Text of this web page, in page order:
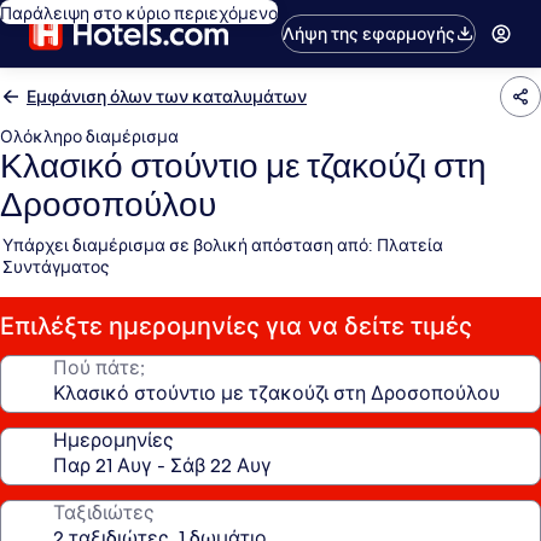
Παράλειψη στο κύριο περιεχόμενο
Λήψη της εφαρμογής
Εμφάνιση όλων των καταλυμάτων
Ολόκληρο διαμέρισμα
Κλασικό στούντιο με τζακούζι στη
Δροσοπούλου
Υπάρχει διαμέρισμα σε βολική απόσταση από: Πλατεία
Συντάγματος
Επιλέξτε ημερομηνίες για να δείτε τιμές
Πού πάτε;
Ημερομηνίες
Ταξιδιώτες